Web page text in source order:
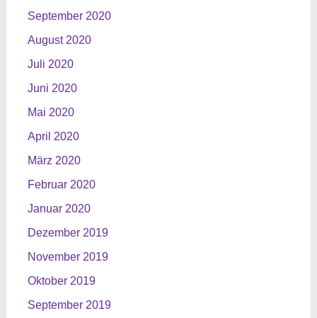
September 2020
August 2020
Juli 2020
Juni 2020
Mai 2020
April 2020
März 2020
Februar 2020
Januar 2020
Dezember 2019
November 2019
Oktober 2019
September 2019